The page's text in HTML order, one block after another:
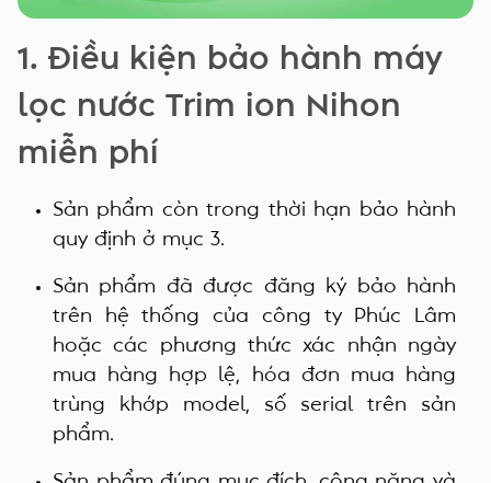
1. Điều kiện bảo hành máy
lọc nước Trim ion Nihon
miễn phí
Sản phẩm còn trong thời hạn bảo hành
quy định ở mục 3.
Sản phẩm đã được đăng ký bảo hành
trên hệ thống của công ty Phúc Lâm
hoặc các phương thức xác nhận ngày
mua hàng hợp lệ, hóa đơn mua hàng
trùng khớp model, số serial trên sản
phẩm.